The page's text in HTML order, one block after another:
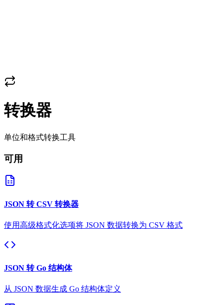
转换器
单位和格式转换工具
可用
JSON 转 CSV 转换器
使用高级格式化选项将 JSON 数据转换为 CSV 格式
JSON 转 Go 结构体
从 JSON 数据生成 Go 结构体定义